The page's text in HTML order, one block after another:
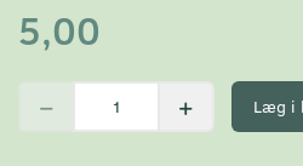
5,00
Læg i